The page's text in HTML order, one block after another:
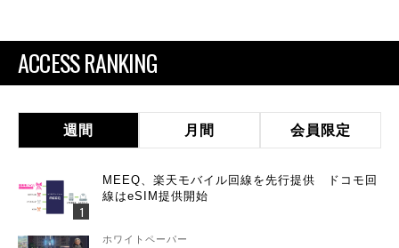
ACCESS RANKING
週間 月間 会員限定
MEEQ、楽天モバイル回線を先行提供 ドコモ回
線はeSIM提供開始
ホワイトペーパー